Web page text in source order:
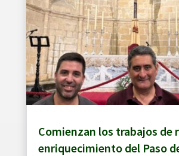
Comienzan los trabajos de
enriquecimiento del Paso